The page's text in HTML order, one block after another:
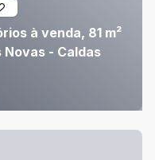
à venda, 81 m²
- Caldas